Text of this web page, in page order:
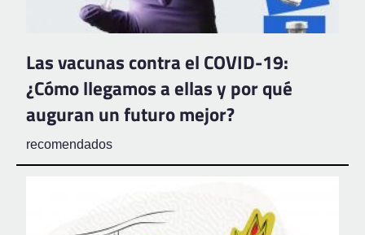
Las vacunas contra el COVID-19:
¿Cómo llegamos a ellas y por qué
auguran un futuro mejor?
recomendados